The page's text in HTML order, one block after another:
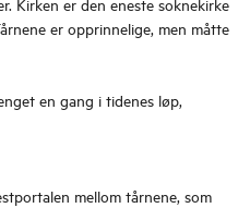
Kirken er den eneste soknekirke
er opprinnelige, men måtte
en gang i tidenes løp,
mellom tårnene, som